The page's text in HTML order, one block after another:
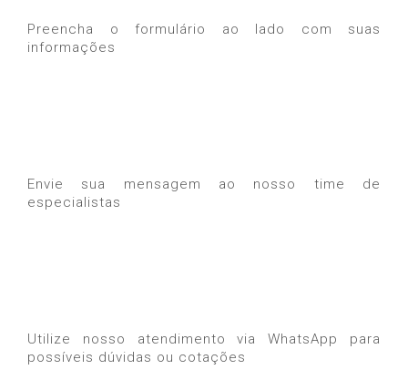
Preencha o formulário ao lado com suas
informações
Envie sua mensagem ao nosso time de
especialistas
Utilize nosso atendimento via WhatsApp para
possíveis dúvidas ou cotações